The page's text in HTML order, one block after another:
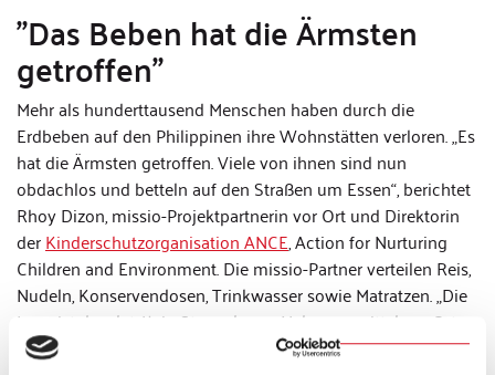
"Das Beben hat die Ärmsten
getroffen"
Mehr als hunderttausend Menschen haben durch die
Erdbeben auf den Philippinen ihre Wohnstätten verloren. „Es
hat die Ärmsten getroffen. Viele von ihnen sind nun
obdachlos und betteln auf den Straßen um Essen“, berichtet
Rhoy Dizon, missio-Projektpartnerin vor Ort und Direktorin
derKinderschutzorganisation ANCE, Action for Nurturing
Children and Environment. Die missio-Partner verteilen Reis,
Nudeln, Konservendosen, Trinkwasser sowie Matratzen. „Die
Lage ist desolat: Kein Strom, kaum Nahrungsmittel vor Ort
und so viele Verzweifelte“, berichtet Dizon.